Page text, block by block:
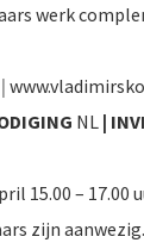
werk
|
NL |
15.00 – 17.00
zijn aanwezig.